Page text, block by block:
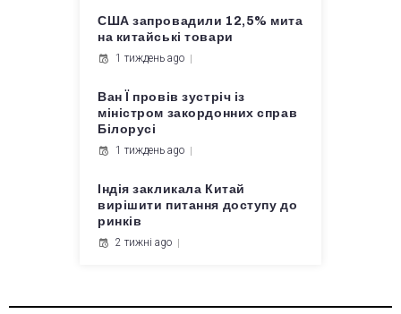
США запровадили 12,5% мита
на китайські товари
1 тиждень ago
Ван Ї провів зустріч із
міністром закордонних справ
Білорусі
1 тиждень ago
Індія закликала Китай
вирішити питання доступу до
ринків
2 тижні ago